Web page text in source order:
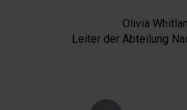
Olivia
Leiter der Abteilung
Standards